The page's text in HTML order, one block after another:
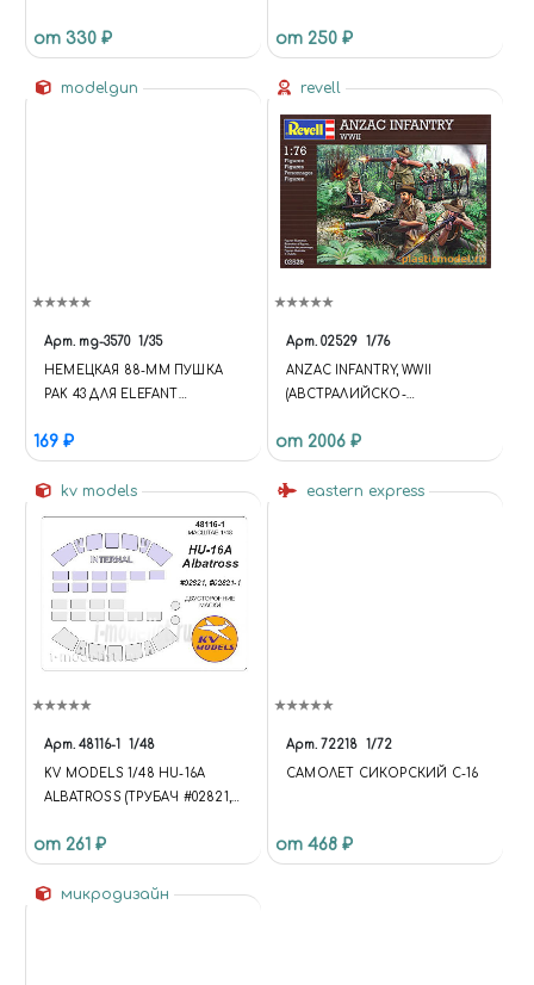
от 330 ₽ от 250 ₽
modelgun
Арт. mg-3570 1/35
НЕМЕЦКАЯ 88-ММ ПУШКА
PAK 43 ДЛЯ ELEFANT
ДУЛЬНИКА
169 ₽
revell
Арт. 02529 1/76
ANZAC INFANTRY, WWII
(АВСТРАЛИЙСКО-
АРМЕЙСКИЙ КОРПУС
АНЗАК, 2-Я МВ)
от 2006 ₽
kv models
Арт. 48116-1 1/48
KV MODELS 1/48 HU-16A
ALBATROSS (ТРУБАЧ #02821,
от 261 ₽
eastern express
Арт. 72218 1/72
САМОЛЕТ СИКОРСКИЙ С-16
от 468 ₽
микродизайн